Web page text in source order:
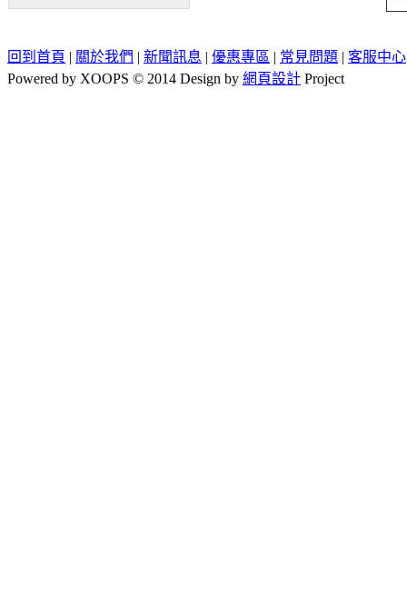
回到首頁 | 關於我們 | 新聞訊息 | 優惠專區 | 常見問題 | 客服中心
Powered by XOOPS © 2014 Design by 網頁設計 Project